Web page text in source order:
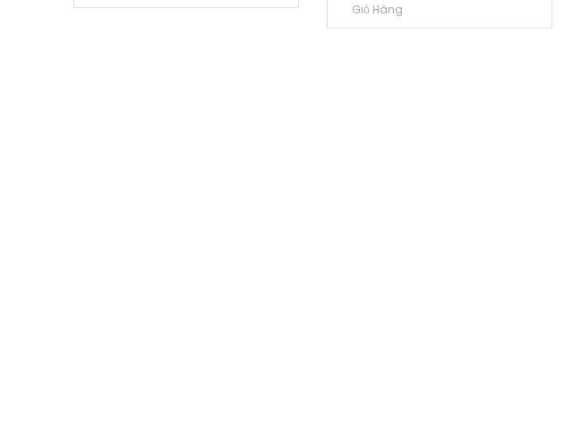
Giỏ Hàng